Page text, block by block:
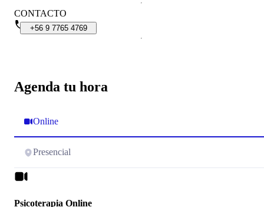
Agenda tu hora
Online
Presencial
Psicoterapia Online
CONTACTO
+56 9 7765 4769